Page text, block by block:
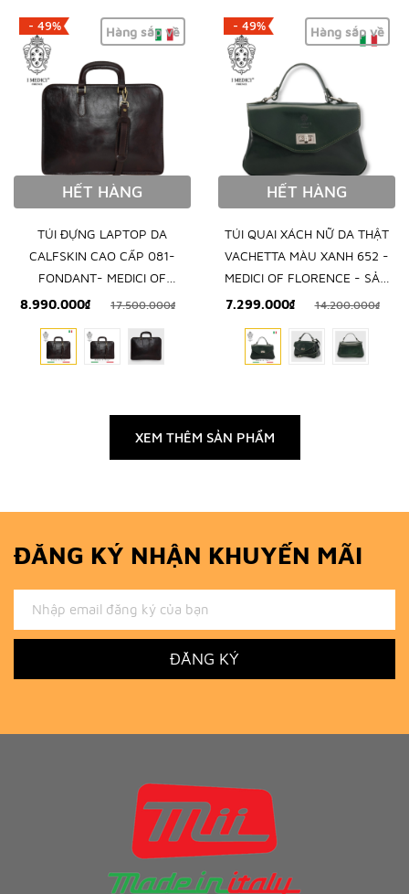
- 49% Hàng sắp về
HẾT HÀNG
TÚI ĐỰNG LAPTOP DA
CALFSKIN CAO CẤP 081-
FONDANT- MEDICI OF
FLORENCE - SẢN XUẤT THỦ
8.990.000₫ 17.500.000₫
- 49% Hàng sắp về
HẾT HÀNG
TÚI QUAI XÁCH NỮ DA THẬT
VACHETTA MÀU XANH 652 -
MEDICI OF FLORENCE - SẢN
XUẤT THỦ CÔNG TẠI ITALIA
7.299.000₫ 14.200.000₫
XEM THÊM SẢN PHẨM
ĐĂNG KÝ NHẬN KHUYẾN MÃI
ĐĂNG KÝ